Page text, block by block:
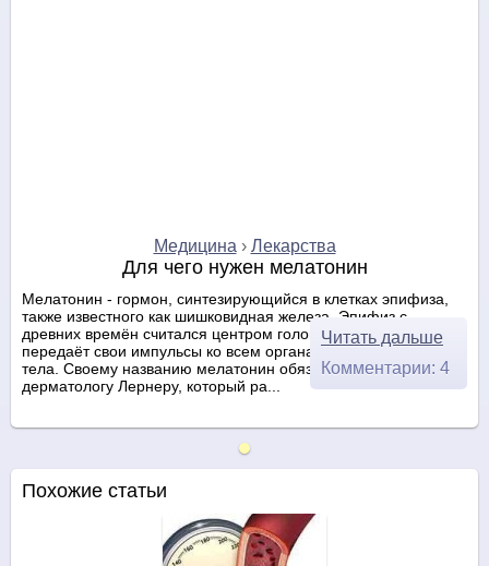
Медицина › Лекарства
Для чего нужен мелатонин
Мелатонин - гормон, синтезирующийся в клетках эпифиза,
также известного как шишковидная железа. Эпифиз с
древних времён считался центром головного мозга, который
передаёт свои импульсы ко всем органам человеческого
тела. Своему названию мелатонин обязан американскому
дерматологу Лернеру, который ра...
Читать дальше
Комментарии: 4
Похожие статьи